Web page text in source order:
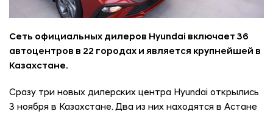
Сеть официальных дилеров Hyundai включает 36
автоцентров в 22 городах и является крупнейшей в
Казахстане.
Сразу три новых дилерских центра Hyundai открылись
3 ноября в Казахстане. Два из них находятся в Астане